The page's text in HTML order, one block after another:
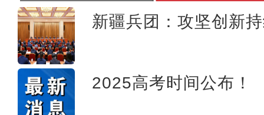
新疆兵团：攻坚创新
2025高考时间公布！